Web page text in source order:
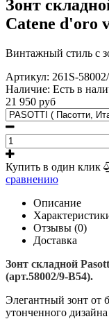
Зонт
Catene d'oro
Винтажный стиль с
Артикул: 261S-
Наличие: Есть в
21 950 руб
Купить в один клик
сравнению
Описание
Отзывы (0)
Доставка
Зонт складной
(арт.58002/9-B54).
Элегантный зонт от
утонченного